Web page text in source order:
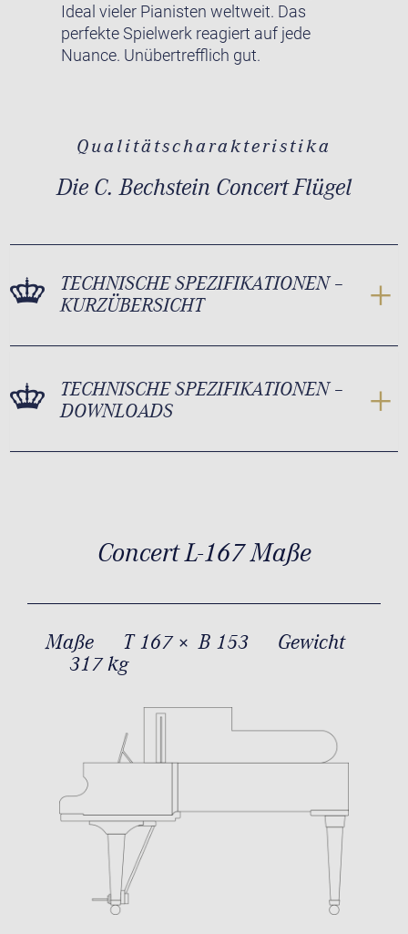
Ideal vieler Pianisten weltweit. Das
perfekte Spielwerk reagiert auf jede
Nuance. Unübertrefflich gut.
Qualitätscharakteristika
Die C. Bechstein Concert Flügel
TECHNISCHE SPEZIFIKATIONEN –
KURZÜBERSICHT
TECHNISCHE SPEZIFIKATIONEN –
DOWNLOADS
Concert L-167 Maße
Maße T 167 × B 153
Gewicht
317 kg